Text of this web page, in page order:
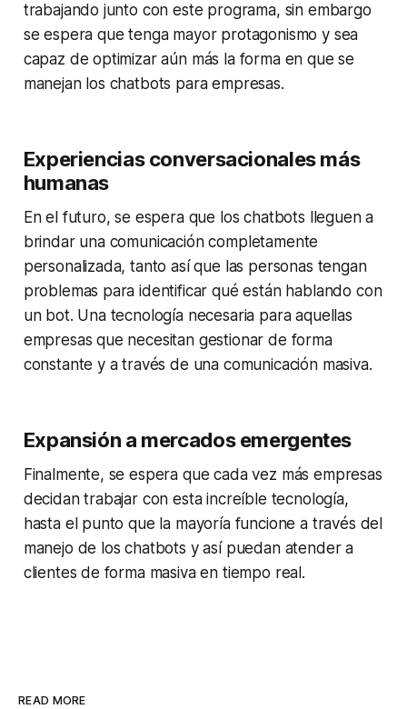
trabajando junto con este programa, sin embargo
se espera que tenga mayor protagonismo y sea
capaz de optimizar aún más la forma en que se
manejan los chatbots para empresas.
Experiencias conversacionales más
humanas
En el futuro, se espera que los chatbots lleguen a
brindar una comunicación completamente
personalizada, tanto así que las personas tengan
problemas para identificar qué están hablando con
un bot. Una tecnología necesaria para aquellas
empresas que necesitan gestionar de forma
constante y a través de una comunicación masiva.
Expansión a mercados emergentes
Finalmente, se espera que cada vez más empresas
decidan trabajar con esta increíble tecnología,
hasta el punto que la mayoría funcione a través del
manejo de los chatbots y así puedan atender a
clientes de forma masiva en tiempo real.
READ MORE